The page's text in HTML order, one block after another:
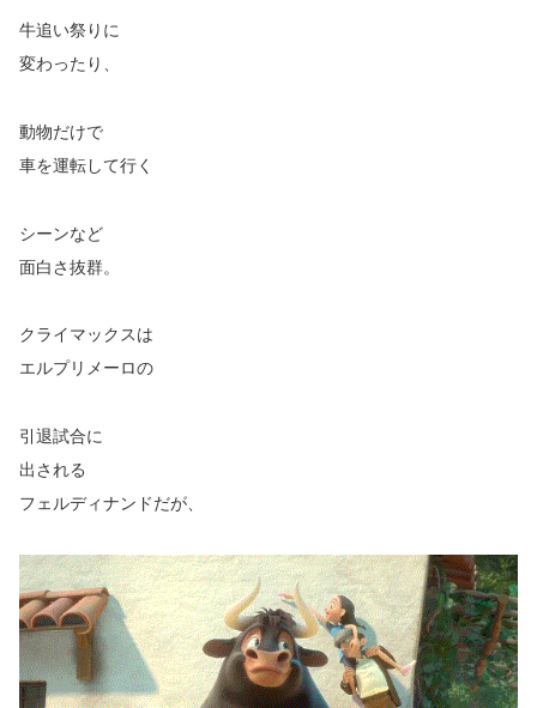
牛追い祭りに
変わったり、
動物だけで
車を運転して行く
シーンなど
面白さ抜群。
クライマックスは
エルプリメーロの
引退試合に
出される
フェルディナンドだが、